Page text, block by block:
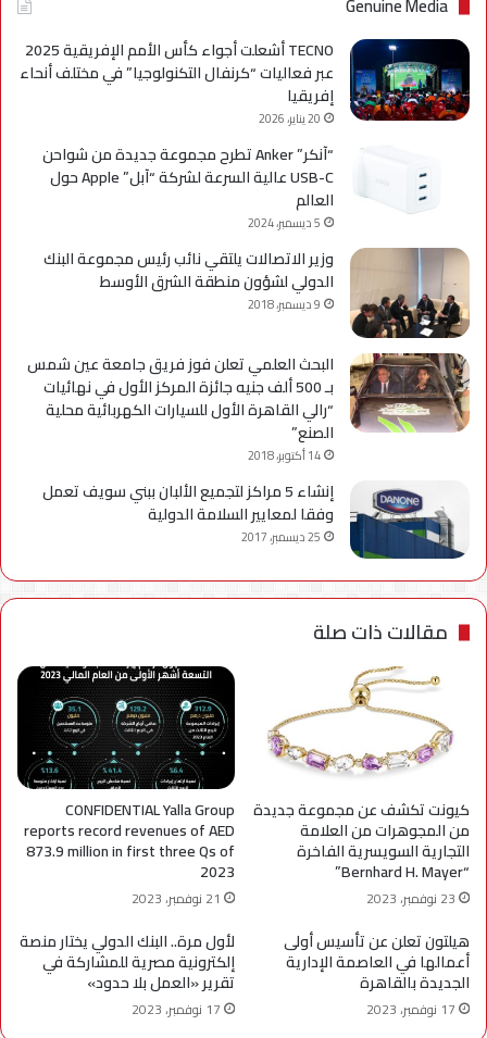
TECNO أشعلت أجواء كأس الأمم الإفريقية 2025
عبر فعاليات “كرنفال التكنولوجيا” في مختلف أنحاء
إفريقيا
20 يناير، 2026
“آنكر” Anker تطرح مجموعة جديدة من شواحن
USB-C عالية السرعة لشركة “آبل” Apple حول
العالم
5 ديسمبر، 2024
وزير الاتصالات يلتقي نائب رئيس مجموعة البنك
الدولي لشؤون منطقة الشرق الأوسط
9 ديسمبر، 2018
البحث العلمي تعلن فوز فريق جامعة عين شمس
بـ 500 ألف جنيه جائزة المركز الأول في نهائيات
“رالي القاهرة الأول للسيارات الكهربائية محلية
الصنع”
14 أكتوبر، 2018
إنشاء 5 مراكز لتجميع الألبان ببني سويف تعمل
وفقا لمعايير السلامة الدولية
25 ديسمبر، 2017
مقالات ذات صلة
كيونت تكشف عن مجموعة جديدة
من المجوهرات من العلامة
التجارية السويسرية الفاخرة
“Bernhard H. Mayer”
23 نوفمبر، 2023
CONFIDENTIAL Yalla Group
reports record revenues of AED
873.9 million in first three Qs of
2023
21 نوفمبر، 2023
هيلتون تعلن عن تأسيس أولى
أعمالها في العاصمة الإدارية
الجديدة بالقاهرة
17 نوفمبر، 2023
لأول مرة.. البنك الدولي يختار منصة
إلكترونية مصرية للمشاركة في
تقرير «العمل بلا حدود»
17 نوفمبر، 2023